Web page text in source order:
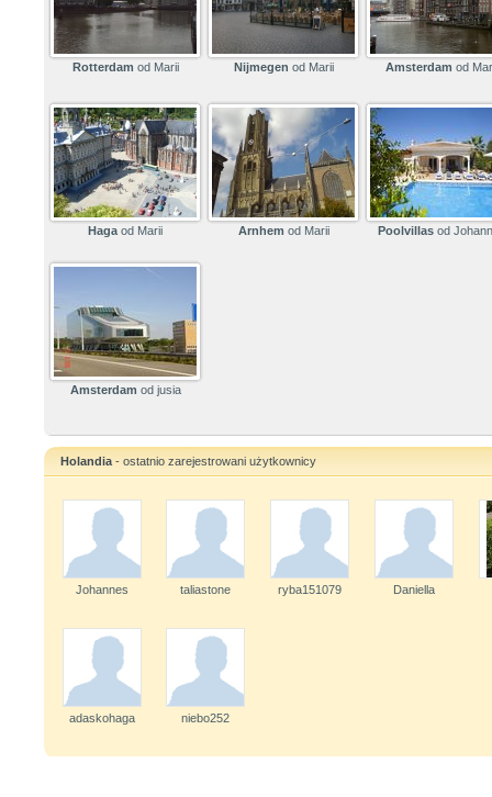
Rotterdam od Marii Nijmegen od Marii Amsterdam od
Haga od Marii Arnhem od Marii Poolvillasod
Amsterdam od jusia
Holandia - ostatnio zarejestrowani użytkownicy
Johannes taliastone ryba151079 Daniella
adaskohaga niebo252